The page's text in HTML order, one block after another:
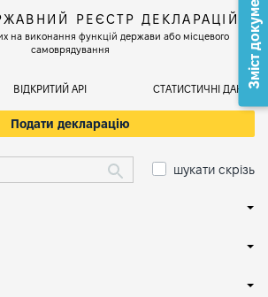
РЕЄСТР ДЕКЛАРАЦІЙ
на виконання функцій держави або місцевого
самоврядування
ВІДКРИТИЙ АРІ СТАТИСТИЧНІ ДАНІ
Подати декларацію
шукати скрізь
Зміст документа